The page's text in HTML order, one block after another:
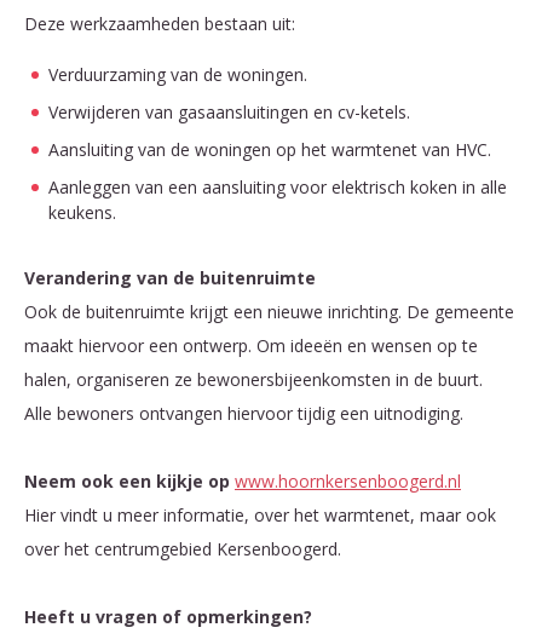
Deze werkzaamheden bestaan uit:
Verduurzaming van de woningen.
Verwijderen van gasaansluitingen en cv-ketels.
Aansluiting van de woningen op het warmtenet van HVC.
Aanleggen van een aansluiting voor elektrisch koken in alle
keukens.
Verandering van de buitenruimte
Ook de buitenruimte krijgt een nieuwe inrichting. De gemeente
maakt hiervoor een ontwerp. Om ideeën en wensen op te
halen, organiseren ze bewonersbijeenkomsten in de buurt.
Alle bewoners ontvangen hiervoor tijdig een uitnodiging.
Neem ook een kijkje op www.hoornkersenboogerd.nl
Hier vindt u meer informatie, over het warmtenet, maar ook
over het centrumgebied Kersenboogerd.
Heeft u vragen of opmerkingen?